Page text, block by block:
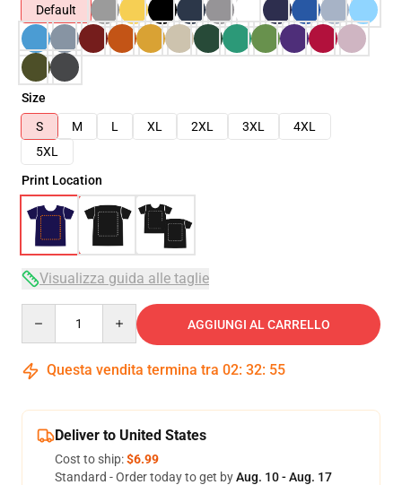
Default
Size
S
M L XL 2XL 3XL
4XL
5XL
Print Location
Visualizza guida alle taglie
AGGIUNGI AL CARRELLO
Questa vendita termina tra 02: 32: 54
Deliver to United States
Cost to ship:$6.99
Standard - Order today to get byAug. 10 - Aug. 17